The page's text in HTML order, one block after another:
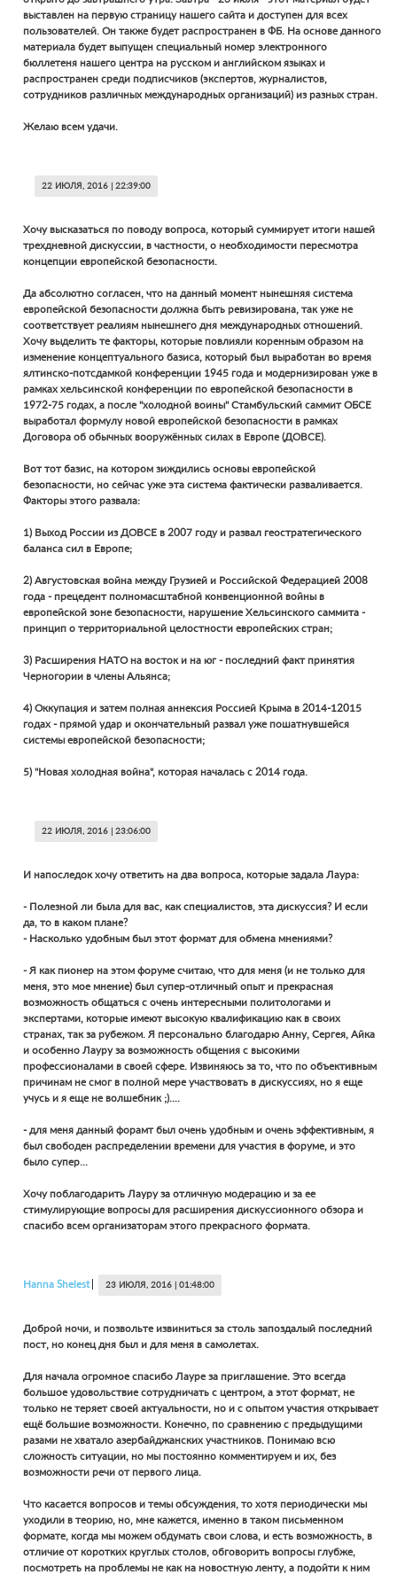
выставлен на первую страницу нашего сайта и доступен для всех
пользователей. Он также будет распространен в ФБ. На основе данного
материала будет выпущен специальный номер электронного
бюллетеня нашего центра на русском и английском языках и
распространен среди подписчиков (экспертов, журналистов,
сотрудников различных международных организаций) из разных стран.
Желаю всем удачи.
22 ИЮЛЯ, 2016 | 22:39:00
Хочу высказаться по поводу вопроса, который суммирует итоги нашей
трехдневной дискуссии, в частности, о необходимости пересмотра
концепции европейской безопасности.
Да абсолютно согласен, что на данный момент нынешняя система
европейской безопасности должна быть ревизирована, так уже не
соответствует реалиям нынешнего дня международных отношений.
Хочу выделить те факторы, которые повлияли коренным образом на
изменение концептуального базиса, который был выработан во время
ялтинско-потсдамкой конференции 1945 года и модернизирован уже в
рамках хельсинской конференции по европейской безопасности в
1972-75 годах, а после "холодной воины" Стамбульский саммит ОБСЕ
выработал формулу новой европейской безопасности в рамках
Договора об обычных вооружённых силах в Европе (ДОВСЕ).
Вот тот базис, на котором зиждились основы европейской
безопасности, но сейчас уже эта система фактически разваливается.
Факторы этого развала:
1) Выход России из ДОВСЕ в 2007 году и развал геостратегического
баланса сил в Европе;
2) Августовская война между Грузией и Российской Федерацией 2008
года - прецедент полномасштабной конвенционной войны в
европейской зоне безопасности, нарушение Хельсинского саммита -
принцип о территориальной целостности европейских стран;
3) Расширения НАТО на восток и на юг - последний факт принятия
Черногории в члены Альянса;
4) Оккупация и затем полная аннексия Россией Крыма в 2014-12015
годах - прямой удар и окончательный развал уже пошатнувшейся
системы европейской безопасности;
5) "Новая холодная война", которая началась с 2014 года.
22 ИЮЛЯ, 2016 | 23:06:00
И напоследок хочу ответить на два вопроса, которые задала Лаура:
- Полезной ли была для вас, как специалистов, эта дискуссия? И если
да, то в каком плане?
- Насколько удобным был этот формат для обмена мнениями?
- Я как пионер на этом форуме считаю, что для меня (и не только для
меня, это мое мнение) был супер-отличный опыт и прекрасная
возможность общаться с очень интересными политологами и
экспертами, которые имеют высокую квалификацию как в своих
странах, так за рубежом. Я персонально благодарю Анну, Сергея, Айка
и особенно Лауру за возможность общения с высокими
профессионалами в своей сфере. Извиняюсь за то, что по объективным
причинам не смог в полной мере участвовать в дискуссиях, но я еще
учусь и я еще не волшебник ;)....
- для меня данный форамт был очень удобным и очень эффективным, я
был свободен распределении времени для участия в форуме, и это
было супер...
Хочу поблагодарить Лауру за отличную модерацию и за ее
стимулирующие вопросы для расширения дискуссионного обзора и
спасибо всем организаторам этого прекрасного формата.
Hanna Shelest 23 ИЮЛЯ, 2016 | 01:48:00
Доброй ночи, и позвольте извиниться за столь запоздалый последний
пост, но конец дня был и для меня в самолетах.
Для начала огромное спасибо Лауре за приглашение. Это всегда
большое удовольствие сотрудничать с центром, а этот формат, не
только не теряет своей актуальности, но и с опытом участия открывает
ещё большие возможности. Конечно, по сравнению с предыдущими
разами не хватало азербайджанских участников. Понимаю всю
сложность ситуации, но мы постоянно комментируем и их, без
возможности речи от первого лица.
Что касается вопросов и темы обсуждения, то хотя периодически мы
уходили в теорию, но, мне кажется, именно в таком письменном
формате, когда мы можем обдумать свои слова, и есть возможность, в
отличие от коротких круглых столов, обговорить вопросы глубже,
посмотреть на проблемы не как на новостную ленту, а подойти к ним